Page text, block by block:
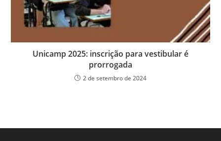
Unicamp 2025: inscrição para vestibular é
prorrogada
2 de setembro de 2024